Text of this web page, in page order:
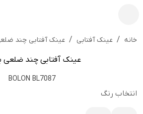
خانه / عینک آفتابی / عینک آفتابی چند
عینک آفتابی چند ضلعی
BOLON BL7087
انتخاب رنگ